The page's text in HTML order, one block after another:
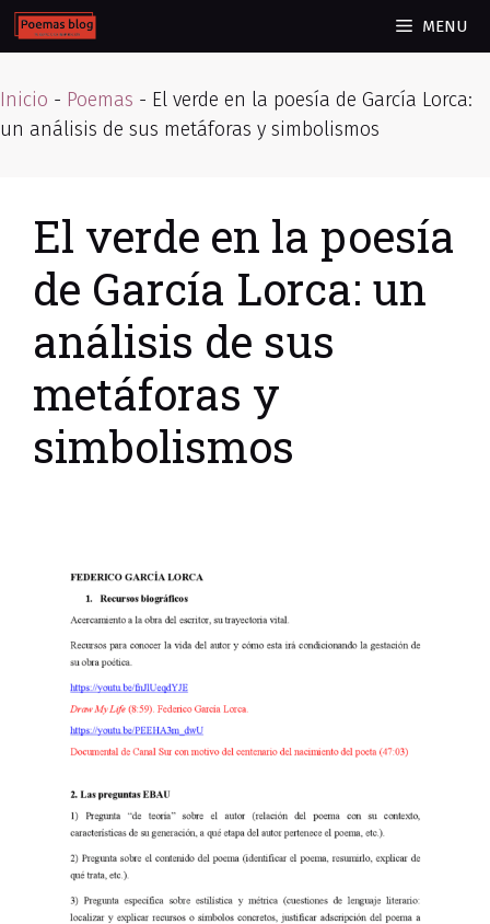
Skip
to
MENU
Inicio - Poemas - El verde en la poesía de García Lorca:
un análisis de sus metáforas y simbolismos
El verde en la poesía
de García Lorca: un
análisis de sus
metáforas y
simbolismos